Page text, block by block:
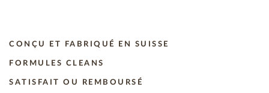
CONÇU ET FABRIQUÉ EN SUISSE
FORMULES CLEANS
SATISFAIT OU REMBOURSÉ